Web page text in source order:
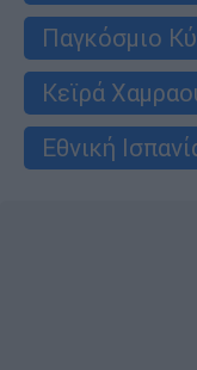
Παγκόσμιο
Κεϊρά
Εθνική